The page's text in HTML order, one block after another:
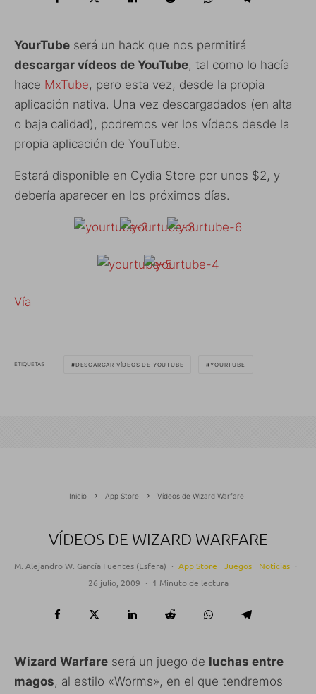
YourTube será un hack que nos permitirá
descargar vídeos de YouTube, tal como lo hacía
hace MxTube, pero esta vez, desde la propia
aplicación nativa. Una vez descargadados (en alta
o baja calidad), podremos ver los vídeos desde la
propia aplicación de YouTube.
Estará disponible en Cydia Store por unos $2, y
debería aparecer en los próximos días.
Vía
ETIQUETAS DESCARGAR VÍDEOS DE YOUTUBE YOURTUBE
Inicio App Store Vídeos de Wizard Warfare
VÍDEOS DE WIZARD WARFARE
M. Alejandro W. García Fuentes (Esfera) · App Store Juegos Noticias ·
26 julio, 2009 · 1 Minuto de lectura
Wizard Warfare será un juego de luchas entre
magos, al estilo «Worms», en el que tendremos